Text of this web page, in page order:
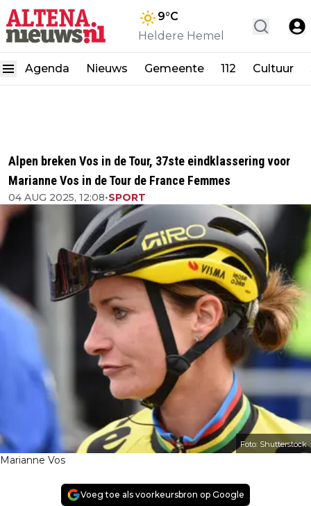
9°C
Heldere Hemel
Agenda Nieuws Gemeente 112 Cultuur
Alpen breken Vos in de Tour, 37ste eindklassering voor
Marianne Vos in de Tour de France Femmes
04 AUG 2025, 12:08•SPORT
Foto: Shutterstock
Marianne Vos
Voeg toe als voorkeursbron op Google